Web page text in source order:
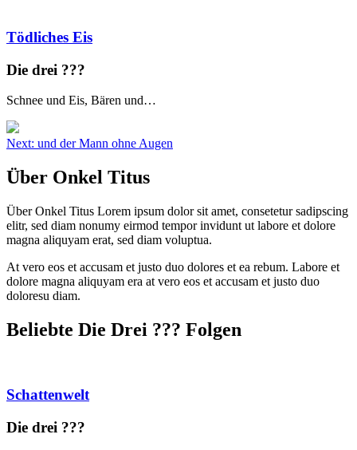
Tödliches Eis
Die drei ???
Schnee und Eis, Bären und…
Beitragsnavigation
Next: und der Mann ohne Augen
Über Onkel Titus
Über Onkel Titus Lorem ipsum dolor sit amet, consetetur sadipscing
elitr, sed diam nonumy eirmod tempor invidunt ut labore et dolore
magna aliquyam erat, sed diam voluptua.
At vero eos et accusam et justo duo dolores et ea rebum. Labore et
dolore magna aliquyam era at vero eos et accusam et justo duo
doloresu diam.
Beliebte Die Drei ??? Folgen
Schattenwelt
Die drei ???